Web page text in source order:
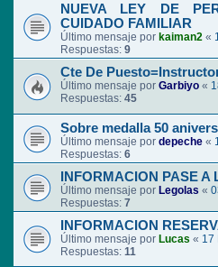
NUEVA LEY DE
CUIDADO FAMILIAR
Último mensaje por kaiman2 «
Respuestas: 9
Cte De
Último mensaje por Garbiyo «
Respuestas: 45
Sobre medalla 50
Último mensaje por depeche «
Respuestas: 6
INFORMACION PASE
Último mensaje por Legolas «
Respuestas: 7
INFORMACION
Último mensaje por Lucas « 17
Respuestas: 11